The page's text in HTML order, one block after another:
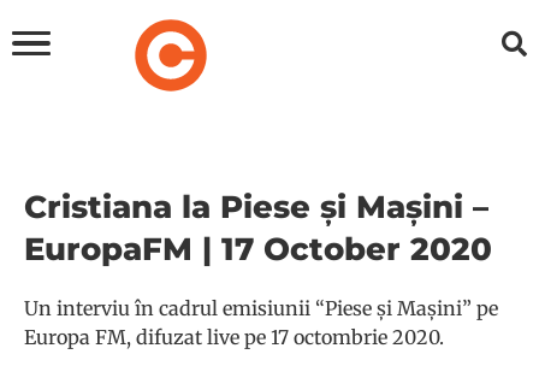
Cristiana la Piese și Mașini –
EuropaFM | 17 October 2020
Un interviu în cadrul emisiunii “Piese și Mașini” pe
Europa FM, difuzat live pe 17 octombrie 2020.